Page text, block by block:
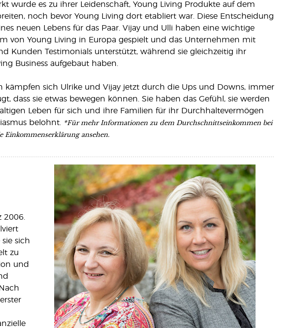
wurde es zu ihrer Leidenschaft, Young Living Produkte auf dem
noch bevor Young Living dort etabliert war. Diese Entscheidung
neuen Lebens für das Paar. Vijay und Ulli haben eine wichtige
von Young Living in Europa gespielt und das Unternehmen mit
Kunden Testimonials unterstützt, während sie gleichzeitig ihr
Business aufgebaut haben.
kämpfen sich Ulrike und Vijay jetzt durch die Ups und Downs, immer
dass sie etwas bewegen können. Sie haben das Gefühl, sie werden
Leben für sich und ihre Familien für ihr Durchhaltevermögen
belohnt.
*Für mehr Informationen zu dem Durchschnittseinkommen bei
Einkommenserklärung ansehen.
2006.
sich
zu
und